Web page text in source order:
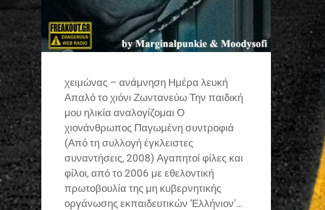
χειμώνας – ανάμνηση Ημέρα λευκή
Απαλό το χιόνι Ζωντανεύω Την παιδική
μου ηλικία αναλογίζομαι Ο
χιονάνθρωπος Παγωμένη συντροφιά
(Από τη συλλογή έγκλειστες
συναντήσεις, 2008) Αγαπητοί φίλες και
φίλοι, από το 2006 με εθελοντική
πρωτοβουλία της μη κυβερνητικής
οργάνωσης εκπαιδευτικών ‘Ελλήνιον’…